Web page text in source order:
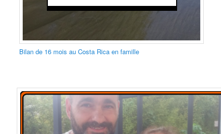
Bilan de 16 mois au Costa Rica en famille